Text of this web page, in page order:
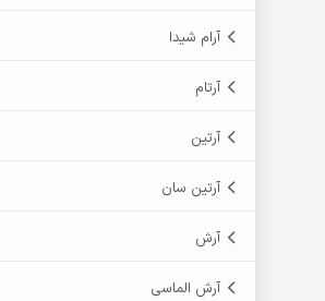
آرام شیدا
آرتام
آرتین
آرتین سان
آرش
آرش الماسی